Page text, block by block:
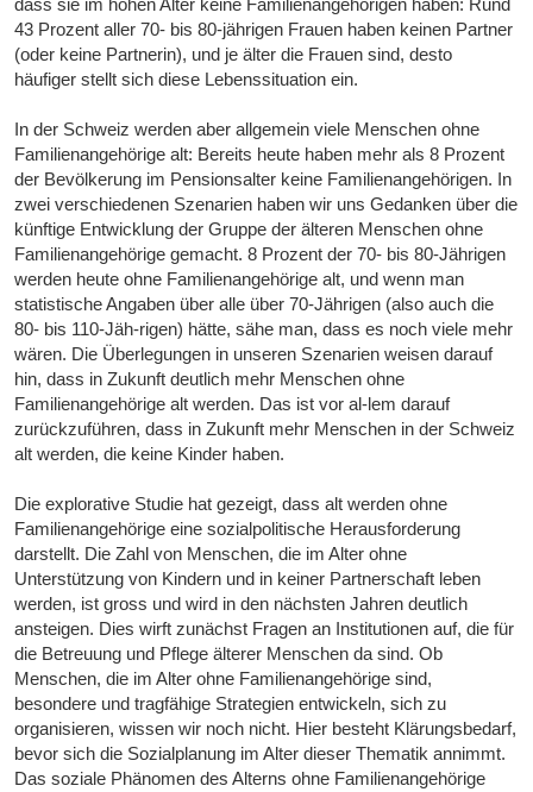
dass sie im hohen Alter keine Familienangehörigen haben: Rund
43 Prozent aller 70- bis 80-jährigen Frauen haben keinen Partner
(oder keine Partnerin), und je älter die Frauen sind, desto
häufiger stellt sich diese Lebenssituation ein.
In der Schweiz werden aber allgemein viele Menschen ohne
Familienangehörige alt: Bereits heute haben mehr als 8 Prozent
der Bevölkerung im Pensionsalter keine Familienangehörigen. In
zwei verschiedenen Szenarien haben wir uns Gedanken über die
künftige Entwicklung der Gruppe der älteren Menschen ohne
Familienangehörige gemacht. 8 Prozent der 70- bis 80-Jährigen
werden heute ohne Familienangehörige alt, und wenn man
statistische Angaben über alle über 70-Jährigen (also auch die
80- bis 110-Jäh-rigen) hätte, sähe man, dass es noch viele mehr
wären. Die Überlegungen in unseren Szenarien weisen darauf
hin, dass in Zukunft deutlich mehr Menschen ohne
Familienangehörige alt werden. Das ist vor al-lem darauf
zurückzuführen, dass in Zukunft mehr Menschen in der Schweiz
alt werden, die keine Kinder haben.
Die explorative Studie hat gezeigt, dass alt werden ohne
Familienangehörige eine sozialpolitische Herausforderung
darstellt. Die Zahl von Menschen, die im Alter ohne
Unterstützung von Kindern und in keiner Partnerschaft leben
werden, ist gross und wird in den nächsten Jahren deutlich
ansteigen. Dies wirft zunächst Fragen an Institutionen auf, die für
die Betreuung und Pflege älterer Menschen da sind. Ob
Menschen, die im Alter ohne Familienangehörige sind,
besondere und tragfähige Strategien entwickeln, sich zu
organisieren, wissen wir noch nicht. Hier besteht Klärungsbedarf,
bevor sich die Sozialplanung im Alter dieser Thematik annimmt.
Das soziale Phänomen des Alterns ohne Familienangehörige